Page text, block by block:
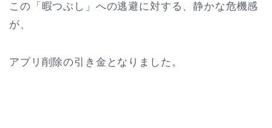
この「暇つぶし」への逃避に対する、静かな危機感
が、
アプリ削除の引き金となりました。